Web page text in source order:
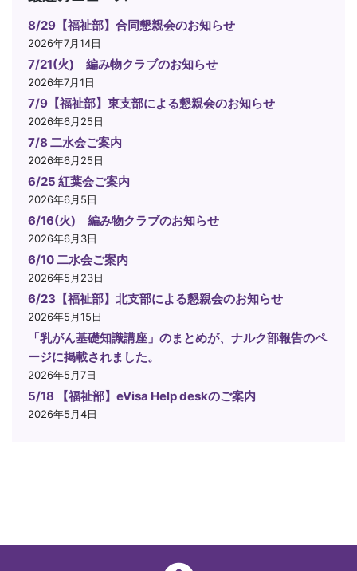
8/29【福祉部】合同懇親会のお知らせ
2026年7月14日
7/21(火) 編み物クラブのお知らせ
2026年7月1日
7/9【福祉部】東支部による懇親会のお知らせ
2026年6月25日
7/8 二水会ご案内
2026年6月25日
6/25 紅葉会ご案内
2026年6月5日
6/16(火) 編み物クラブのお知らせ
2026年6月3日
6/10 二水会ご案内
2026年5月23日
6/23【福祉部】北支部による懇親会のお知らせ
2026年5月15日
「乳がん基礎知識講座」のまとめが、ナルク部報告のペ
ージに掲載されました。
2026年5月7日
5/18 【福祉部】eVisa Help deskのご案内
2026年5月4日